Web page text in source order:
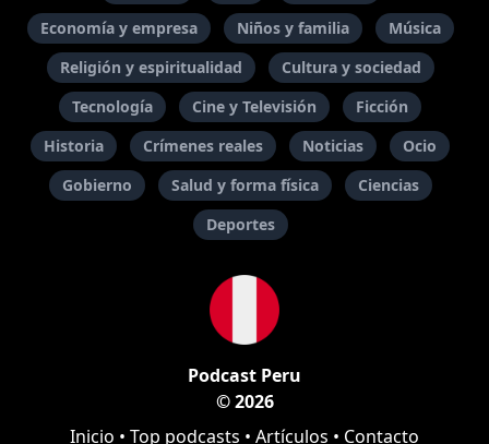
Economía y empresa
Niños y familia
Música
Religión y espiritualidad
Cultura y sociedad
Tecnología
Cine y Televisión
Ficción
Historia
Crímenes reales Noticias
Ocio
Gobierno
Salud y forma física
Ciencias
Deportes
Podcast Peru
© 2026
Inicio • Top podcasts • Artículos • Contacto